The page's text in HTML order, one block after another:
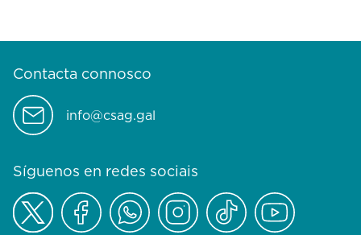
Contacta connosco
info@csag.gal
Síguenos en redes sociais